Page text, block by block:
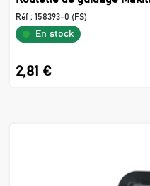
Réf : 158393-0 (FS)
En stock
2,81 €